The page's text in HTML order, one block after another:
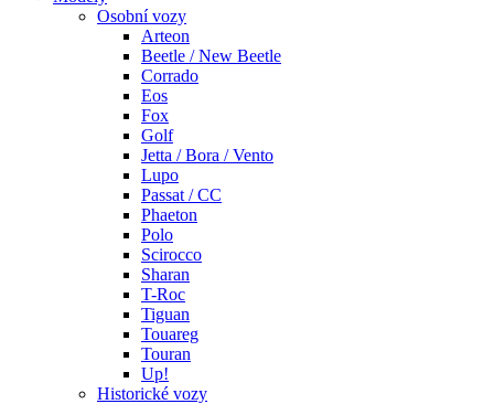
Osobní vozy
Arteon
Beetle / New Beetle
Corrado
Eos
Fox
Golf
Jetta / Bora / Vento
Lupo
Passat / CC
Phaeton
Polo
Scirocco
Sharan
T-Roc
Tiguan
Touareg
Touran
Up!
Historické vozy